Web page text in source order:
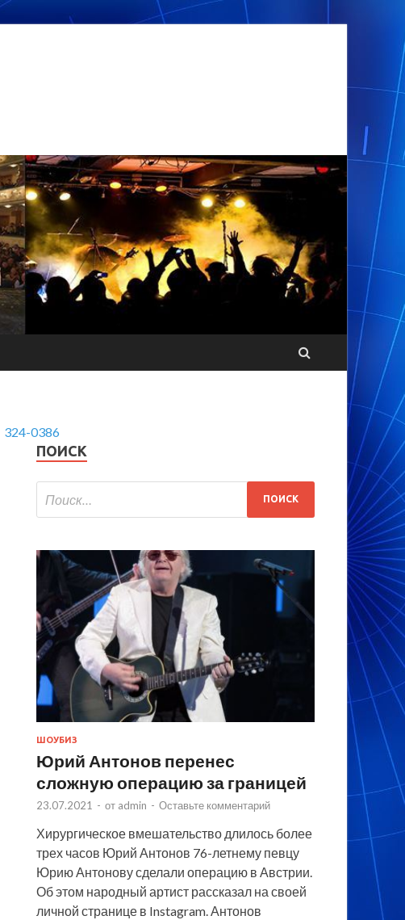
324-0386
ПОИСК
ШОУБИЗ
Юрий Антонов перенес
сложную операцию за границей
23.07.2021 - от admin - Оставьте комментарий
Хирургическое вмешательство длилось более
трех часов Юрий Антонов 76-летнему певцу
Юрию Антонову сделали операцию в Австрии.
Об этом народный артист рассказал на своей
личной странице в Instagram. Антонов